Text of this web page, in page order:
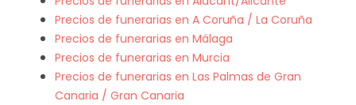
Precios de funerarias en A Coruña / La Coruña
Precios de funerarias en Málaga
Precios de funerarias en Murcia
Precios de funerarias en Las Palmas de Gran
Canaria / Gran Canaria